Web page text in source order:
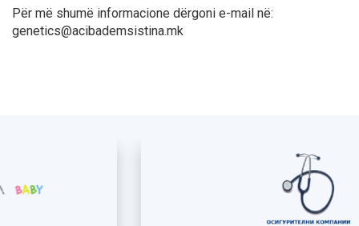
Për më shumë informacione dërgoni e-mail në:
genetics@acibademsistina.mk